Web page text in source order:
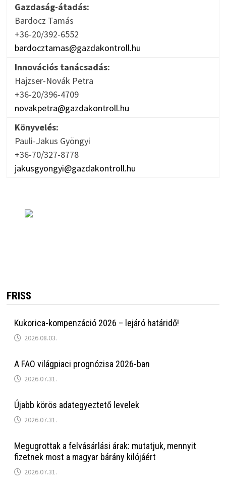
Gazdaság-átadás:
Bardocz Tamás
+36-20/392-6552
bardocztamas@gazdakontroll.hu
Innovációs tanácsadás:
Hajzser-Novák Petra
+36-20/396-4709
novakpetra@gazdakontroll.hu
Könyvelés:
Pauli-Jakus Gyöngyi
+36-70/327-8778
jakusgyongyi@gazdakontroll.hu
FRISS
Kukorica-kompenzáció 2026 – lejáró határidő!
2026.08.03.
A FAO világpiaci prognózisa 2026-ban
2026.07.31.
Újabb körös adategyeztető levelek
2026.07.31.
Megugrottak a felvásárlási árak: mutatjuk, mennyit
fizetnek most a magyar bárány kilójáért
2026.07.31.